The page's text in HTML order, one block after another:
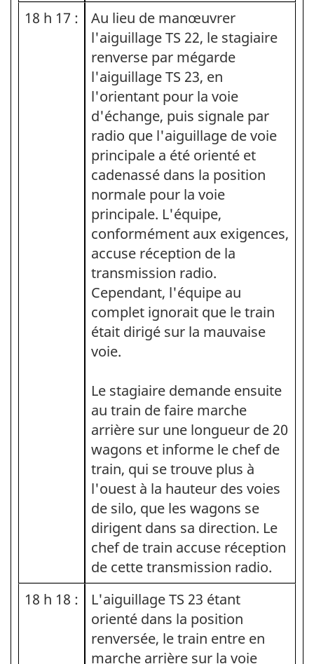
18 h 17 :
Au lieu de manœuvrer
l'aiguillage TS 22, le stagiaire
renverse par mégarde
l'aiguillage TS 23, en
l'orientant pour la voie
d'échange, puis signale par
radio que l'aiguillage de voie
principale a été orienté et
cadenassé dans la position
normale pour la voie
principale. L'équipe,
conformément aux exigences,
accuse réception de la
transmission radio.
Cependant, l'équipe au
complet ignorait que le train
était dirigé sur la mauvaise
voie.
Le stagiaire demande ensuite
au train de faire marche
arrière sur une longueur de 20
wagons et informe le chef de
train, qui se trouve plus à
l'ouest à la hauteur des voies
de silo, que les wagons se
dirigent dans sa direction. Le
chef de train accuse réception
de cette transmission radio.
18 h 18 :
L'aiguillage TS 23 étant
orienté dans la position
renversée, le train entre en
marche arrière sur la voie